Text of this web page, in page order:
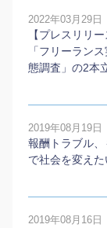
2022年03月29日
【プレスリリ
「フリーラン
態調査」の2本
2019年08月19日
報酬トラブル
で社会を変えた
2019年08月16日